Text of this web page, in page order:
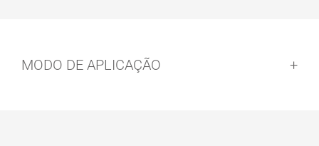
MODO DE APLICAÇÃO